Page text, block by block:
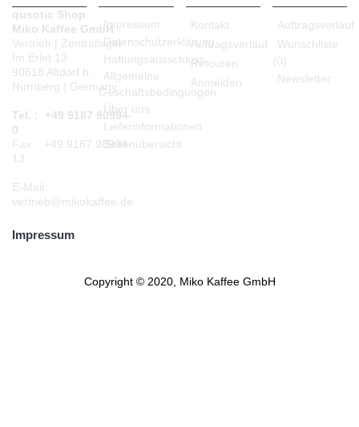
qusotic Shop
Miko Kaffee GmbH
Vertrieb | Zentrallager
Im Erlet 13
90518 Altdorf b.
Nürnberg | Germany
Tel. : +49 9187 90994-
0
Fax : +49 9187 90994-
13
E-Mail:
vertrieb@mikokaffee.de
Impressum
Datenschutzerklärung
Haftungsausschluss
Allgemeine
Geschäftsbedingungen
Über uns
Lieferinformationen
Seitenübersicht
Kontakt
Auftragsverlauf
Retouren
Anmelden
Auftragsverlauf
Wunschliste
(0)
Newsletter
Impressum
Copyright © 2020, Miko Kaffee GmbH